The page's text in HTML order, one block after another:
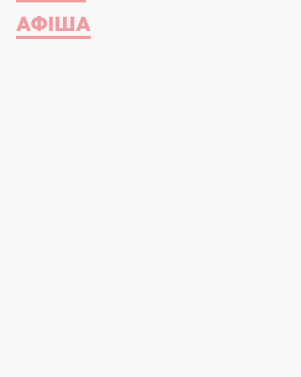
АФІША
Влітку нашій шкірі
впливу кількох
солона вода моря чи